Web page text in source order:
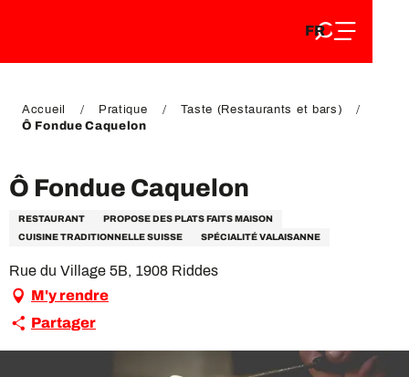
DE
FR
EN
Accueil Pratique
Taste (Restaurants et bars)
Ô Fondue Caquelon
Ô Fondue Caquelon
RESTAURANT
PROPOSE DES PLATS FAITS MAISON
CUISINE TRADITIONNELLE SUISSE
SPÉCIALITÉ VALAISANNE
Rue du Village 5B, 1908 Riddes
M'y rendre
Partager